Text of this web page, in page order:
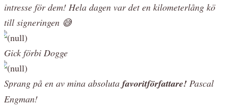
intresse för dem! Hela dagen var det en kilometerlång kö
till signeringen 😅
Gick förbi Dogge
Sprang på en av mina absoluta favoritförfattare! Pascal
Engman!